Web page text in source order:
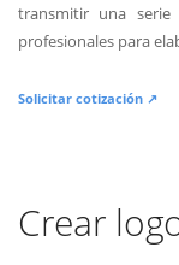
transmitir una
profesionales para
Solicitar cotización ↗
Crear